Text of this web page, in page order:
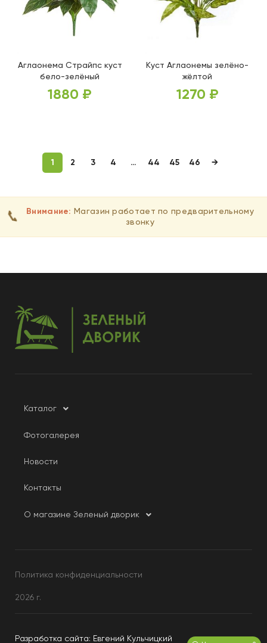
Аглаонема Страйпс куст
бело-зелёный
1880 ₽
Куст Аглаонемы зелёно-
жёлтой
1270 ₽
1 2 3 4 … 44 45 46 →
📞 Внимание: Магазин работает по предварительному
звонку
Каталог
Фотогалерея
Новости
Контакты
О магазине Зеленый дворик
Политика конфиденциальности
2026 г.
Разработка сайта: Евгений Кульчицкий